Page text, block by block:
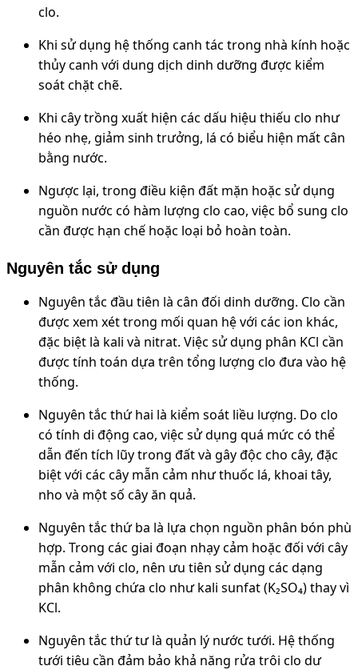
clo.
Khi sử dụng hệ thống canh tác trong nhà kính hoặc
thủy canh với dung dịch dinh dưỡng được kiểm
soát chặt chẽ.
Khi cây trồng xuất hiện các dấu hiệu thiếu clo như
héo nhẹ, giảm sinh trưởng, lá có biểu hiện mất cân
bằng nước.
Ngược lại, trong điều kiện đất mặn hoặc sử dụng
nguồn nước có hàm lượng clo cao, việc bổ sung clo
cần được hạn chế hoặc loại bỏ hoàn toàn.
Nguyên tắc sử dụng
Nguyên tắc đầu tiên là cân đối dinh dưỡng. Clo cần
được xem xét trong mối quan hệ với các ion khác,
đặc biệt là kali và nitrat. Việc sử dụng phân KCl cần
được tính toán dựa trên tổng lượng clo đưa vào hệ
thống.
Nguyên tắc thứ hai là kiểm soát liều lượng. Do clo
có tính di động cao, việc sử dụng quá mức có thể
dẫn đến tích lũy trong đất và gây độc cho cây, đặc
biệt với các cây mẫn cảm như thuốc lá, khoai tây,
nho và một số cây ăn quả.
Nguyên tắc thứ ba là lựa chọn nguồn phân bón phù
hợp. Trong các giai đoạn nhạy cảm hoặc đối với cây
mẫn cảm với clo, nên ưu tiên sử dụng các dạng
phân không chứa clo như kali sunfat (K₂SO₄) thay vì
KCl.
Nguyên tắc thứ tư là quản lý nước tưới. Hệ thống
tưới tiêu cần đảm bảo khả năng rửa trôi clo dư